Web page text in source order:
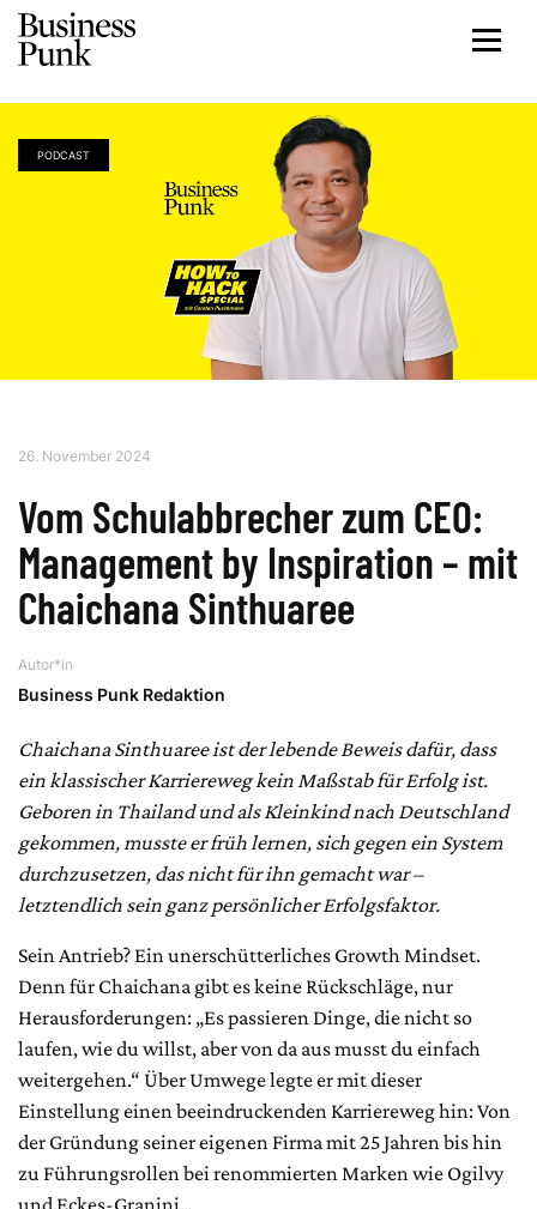
PODCAST
26. November 2024
Vom Schulabbrecher zum CEO:
Management by Inspiration – mit
Chaichana Sinthuaree
Autor*in
Business Punk Redaktion
Chaichana Sinthuaree ist der lebende Beweis dafür, dass
ein klassischer Karriereweg kein Maßstab für Erfolg ist.
Geboren in Thailand und als Kleinkind nach Deutschland
gekommen, musste er früh lernen, sich gegen ein System
durchzusetzen, das nicht für ihn gemacht war –
letztendlich sein ganz persönlicher Erfolgsfaktor.
Sein Antrieb? Ein unerschütterliches Growth Mindset.
Denn für Chaichana gibt es keine Rückschläge, nur
Herausforderungen: „Es passieren Dinge, die nicht so
laufen, wie du willst, aber von da aus musst du einfach
weitergehen.“ Über Umwege legte er mit dieser
Einstellung einen beeindruckenden Karriereweg hin: Von
der Gründung seiner eigenen Firma mit 25 Jahren bis hin
zu Führungsrollen bei renommierten Marken wie Ogilvy